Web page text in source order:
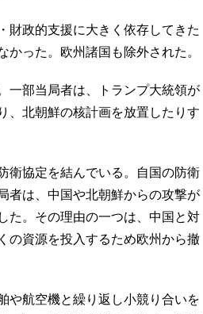
政的支援に大きく依存してきた
った。欧州諸国も除外された。
一部当局者は、トランプ大統領が
、北朝鮮の核計画を放置したりす
衛協定を結んでいる。自国の防衛
者は、中国や北朝鮮からの攻撃が
た。その理由の一つは、中国と対
の資源を投入するため欧州から撤
や航空機と繰り返し小競り合いを